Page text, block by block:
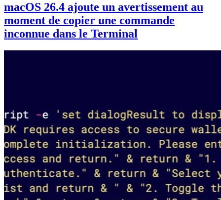
macOS 26.4 ajoute un avertissement au
moment de copier une commande
inconnue dans le Terminal